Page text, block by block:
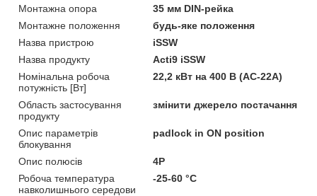
Монтажна опора
35 мм DIN-рейка
Монтажне положення
будь-яке положення
Назва пристрою
iSSW
Назва продукту
Acti9 iSSW
Номінальна робоча
потужність [Вт]
22,2 кВт на 400 В (AC-22A)
Область застосування
продукту
змінити джерело постачання
Опис параметрів
блокування
padlock in ON position
Опис полюсів
4P
Робоча температура
навколишнього середови
-25-60 °C